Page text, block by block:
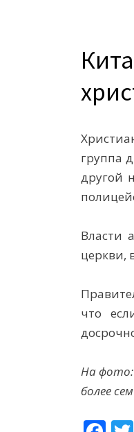
группа
другой
Власти
церкви,
что
На фото:
более